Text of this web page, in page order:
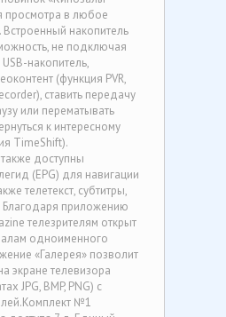
просмотра в любое
накопитель
не подключая
накопитель,
(функция PVR,
ставить передачу
или перематывать
к интересному
TimeShift).
доступны
(EPG) для навигации
телетекст, субтитры,
Благодаря приложению
телезрителям открыт
одноименного
«Галерея» позволит
экране телевизора
JPG, BMP, PNG) с
№1